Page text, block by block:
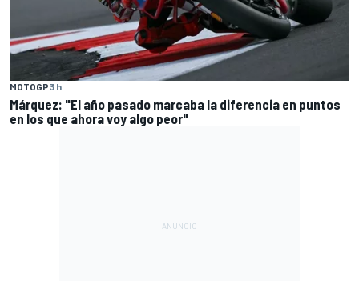
MOTOGP3 h
Márquez: "El año pasado marcaba la diferencia en puntos
en los que ahora voy algo peor"